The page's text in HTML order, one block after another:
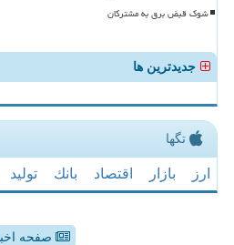
شوک قبض برق به مشترکان
جدیدترین ها
تگها
ارز بازار اقتصاد بانك تولید
صفحه